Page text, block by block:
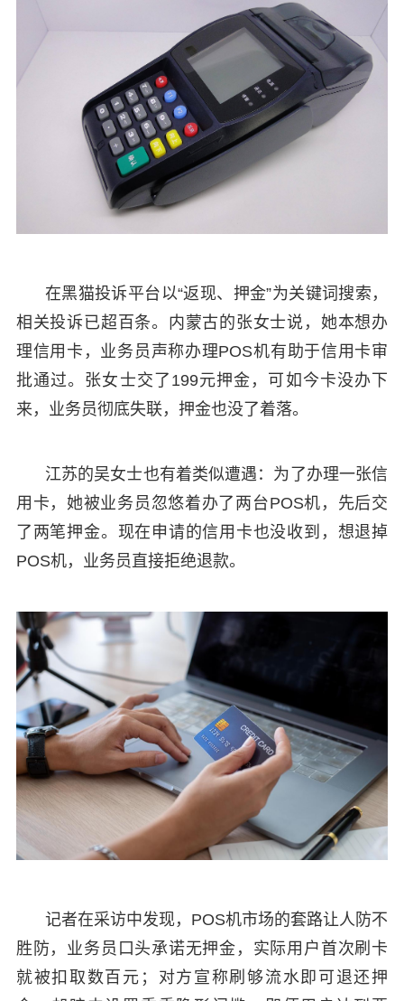
在黑猫投诉平台以“返现、押金”为关键词搜索，
相关投诉已超百条。内蒙古的张女士说，她本想办
理信用卡，业务员声称办理POS机有助于信用卡审
批通过。张女士交了199元押金，可如今卡没办下
来，业务员彻底失联，押金也没了着落。
江苏的吴女士也有着类似遭遇：为了办理一张信
用卡，她被业务员忽悠着办了两台POS机，先后交
了两笔押金。现在申请的信用卡也没收到，想退掉
POS机，业务员直接拒绝退款。
记者在采访中发现，POS机市场的套路让人防不
胜防，业务员口头承诺无押金，实际用户首次刷卡
就被扣取数百元；对方宣称刷够流水即可退还押